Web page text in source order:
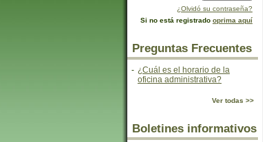
¿Olvidó su contraseña?
Si no está registrado oprima aquí
Preguntas Frecuentes
- ¿Cuál es el horario de la
oficina administrativa?
Ver todas >>
Boletines informativos